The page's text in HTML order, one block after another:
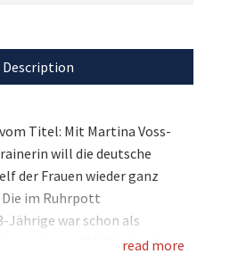
Description
Titel: Mit Martina Voss-
will die deutsche
der Frauen wieder ganz
im Ruhrpott
Jährige war schon als
vier EM-Titel und ein
read more